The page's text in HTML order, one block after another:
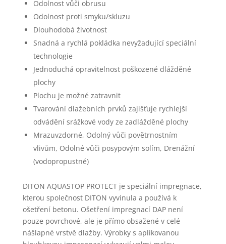
Odolnost vůči obrusu
Odolnost proti smyku/skluzu
Dlouhodobá životnost
Snadná a rychlá pokládka nevyžadující speciální
technologie
Jednoduchá opravitelnost poškozené dlážděné
plochy
Plochu je možné zatravnit
Tvarování dlažebních prvků zajišťuje rychlejší
odvádění srážkové vody ze zadlážděné plochy
Mrazuvzdorné, Odolný vůči povětrnostním
vlivům, Odolné vůči posypovým solím, Drenážní
(vodopropustné)
DITON AQUASTOP PROTECT je speciální impregnace,
kterou společnost DITON vyvinula a používá k
ošetření betonu. Ošetření impregnací DAP není
pouze povrchové, ale je přímo obsažené v celé
nášlapné vrstvě dlažby. Výrobky s aplikovanou